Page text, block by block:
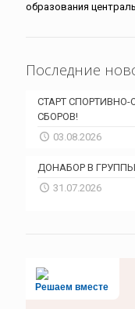
образования
Последние
СТАРТ
СБОРОВ!
03.08.2026
ДОНАБОР В
31.07.2026
Решаем вместе